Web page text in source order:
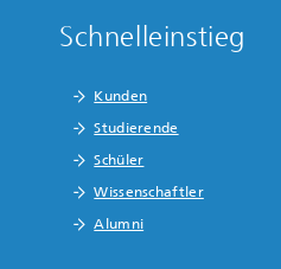
Schnelleinstieg
Kunden
Studierende
Schüler
Wissenschaftler
Alumni